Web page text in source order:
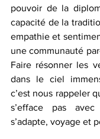
pouvoir de la
capacité de la
empathie et
une communauté
Faire résonner les
dans le ciel
c’est nous rappeler
s’efface pas
s’adapte, voyage et